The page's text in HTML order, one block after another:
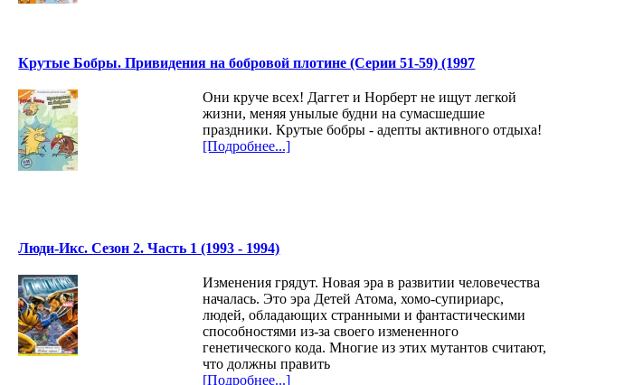
Крутые Бобры. Привидения на бобровой плотине (Серии 51-59) (1997
Они круче всех! Даггет и Норберт не ищут легкой
жизни, меняя унылые будни на сумасшедшие
праздники. Крутые бобры - адепты активного отдыха!
[Подробнее...]
Люди-Икс. Сезон 2. Часть 1 (1993 - 1994)
Изменения грядут. Новая эра в развитии человечества
началась. Это эра Детей Атома, хомо-супириарс,
людей, обладающих странными и фантастическими
способностями из-за своего измененного
генетического кода. Многие из этих мутантов считают,
что должны править
[Подробнее...]